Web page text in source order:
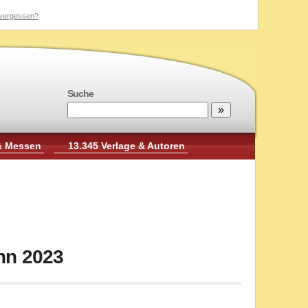
Suche
Messen 13.345 Verlage & Autoren
2023